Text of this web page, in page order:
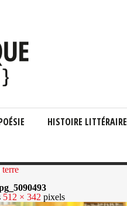
HISTOIRE LITTÉRAIRE
512 × 342 pixels